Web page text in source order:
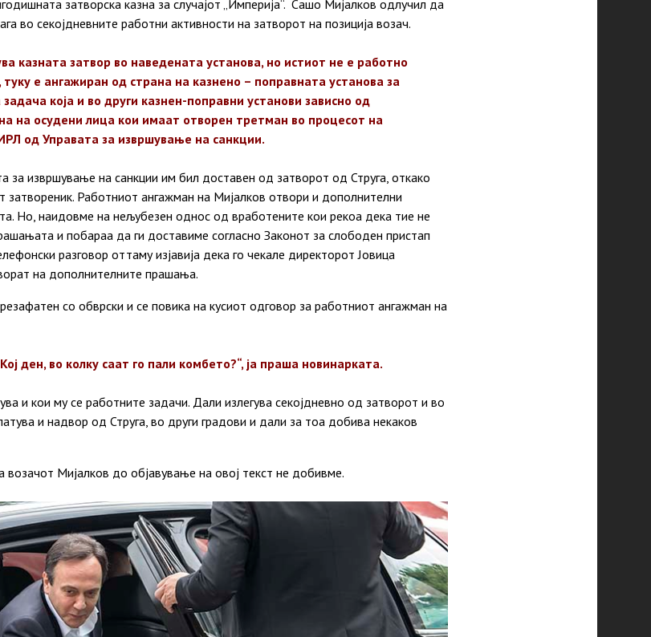
затворска казна за случајот „Империја“. Сашо Мијалков одлучил да
во секојдневните работни активности на затворот на позиција возач.
казната затвор во наведената установа, но истиот не е работно
е ангажиран од страна на казнено – поправната установа за
која и во други казнен-поправни установи зависно од
на осудени лица кои имаат отворен третман во процесот на
ИРЛ од Управата за извршување на санкции.
за извршување на санкции им бил доставен од затворот од Струга, откако
затвореник. Работниот ангажман на Мијалков отвори и дополнителни
Но, наидовме на нељубезен однос од вработените кои рекоа дека тие не
и побараа да ги доставиме согласно Законот за слободен пристап
разговор оттаму изјавија дека го чекале директорот Јовица
на дополнителните прашања.
со обврски и се повика на кусиот одговор за работниот ангажман на
ден, во колку саат го пали комбето?“, ја праша новинарката.
и кои му се работните задачи. Дали излегува секојдневно од затворот и во
и надвор од Струга, во други градови и дали за тоа добива некаков
Мијалков до објавување на овој текст не добивме.